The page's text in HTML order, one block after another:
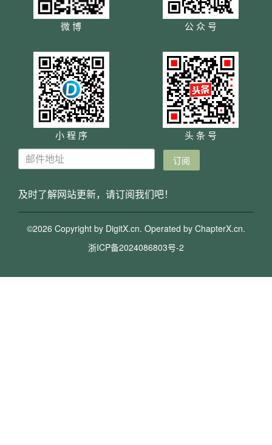
微 博 公 众 号
小 程 序 头 条 号
及时了解网站更新，请订阅我们吧！
©2026 Copyright by DigitX.cn. Operated by ChapterX.cn.
浙ICP备2024086803号-2